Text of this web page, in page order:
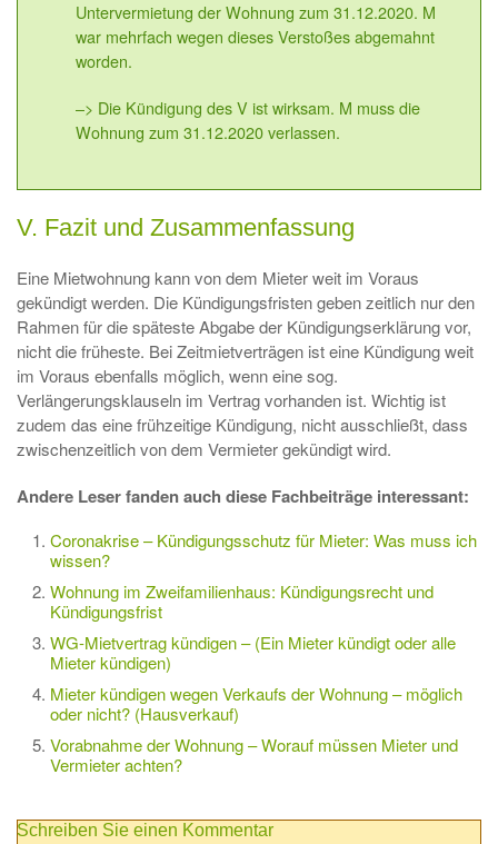
Untervermietung der Wohnung zum 31.12.2020. M
war mehrfach wegen dieses Verstoßes abgemahnt
worden.
–> Die Kündigung des V ist wirksam. M muss die
Wohnung zum 31.12.2020 verlassen.
V. Fazit und Zusammenfassung
Eine Mietwohnung kann von dem Mieter weit im Voraus
gekündigt werden. Die Kündigungsfristen geben zeitlich nur den
Rahmen für die späteste Abgabe der Kündigungserklärung vor,
nicht die früheste. Bei Zeitmietverträgen ist eine Kündigung weit
im Voraus ebenfalls möglich, wenn eine sog.
Verlängerungsklauseln im Vertrag vorhanden ist. Wichtig ist
zudem das eine frühzeitige Kündigung, nicht ausschließt, dass
zwischenzeitlich von dem Vermieter gekündigt wird.
Andere Leser fanden auch diese Fachbeiträge interessant:
Coronakrise – Kündigungsschutz für Mieter: Was muss ich
wissen?
Wohnung im Zweifamilienhaus: Kündigungsrecht und
Kündigungsfrist
WG-Mietvertrag kündigen – (Ein Mieter kündigt oder alle
Mieter kündigen)
Mieter kündigen wegen Verkaufs der Wohnung – möglich
oder nicht? (Hausverkauf)
Vorabnahme der Wohnung – Worauf müssen Mieter und
Vermieter achten?
Schreiben Sie einen Kommentar